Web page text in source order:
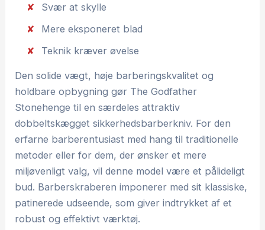
Svær at skylle
Mere eksponeret blad
Teknik kræver øvelse
Den solide vægt, høje barberingskvalitet og
holdbare opbygning gør The Godfather
Stonehenge til en særdeles attraktiv
dobbeltskægget sikkerhedsbarberkniv. For den
erfarne barberentusiast med hang til traditionelle
metoder eller for dem, der ønsker et mere
miljøvenligt valg, vil denne model være et pålideligt
bud. Barberskraberen imponerer med sit klassiske,
patinerede udseende, som giver indtrykket af et
robust og effektivt værktøj.